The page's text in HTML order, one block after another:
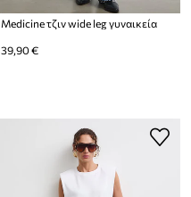
Medicine τζιν wide leg γυναικεία
39,90 €